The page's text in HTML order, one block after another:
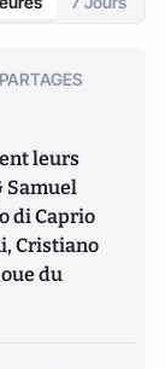
leurs
Samuel
di Caprio
Cristiano
du